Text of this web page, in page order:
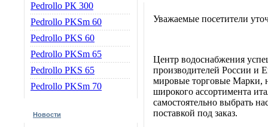
Pedrollo РК 300
Pedrollo PKSm 60
Pedrollo РKS 60
Pedrollo PKSm 65
Pedrollo PKS 65
Pedrollo PKSm 70
Новости
Уважаемые посетители
Центр водоснабжения
производителей России и
мировые торговые Марки,
широкого ассортимента
самостоятельно выбрать
поставкой под заказ.